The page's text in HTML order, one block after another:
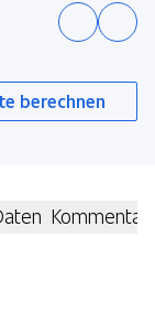
berechnen
Kommentar